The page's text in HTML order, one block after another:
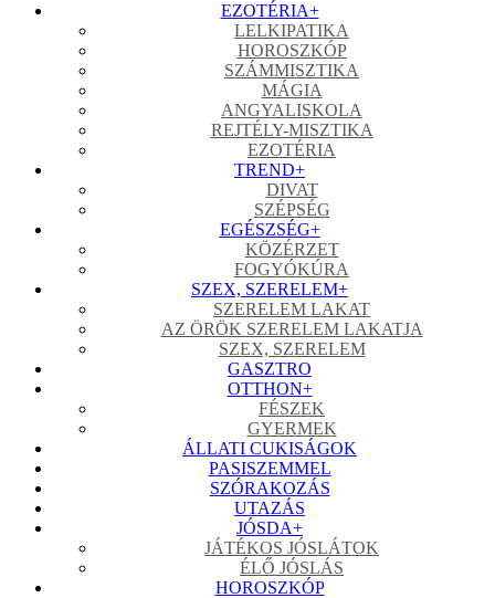
EZOTÉRIA+
LELKIPATIKA
HOROSZKÓP
SZÁMMISZTIKA
MÁGIA
ANGYALISKOLA
REJTÉLY-MISZTIKA
EZOTÉRIA
TREND+
DIVAT
SZÉPSÉG
EGÉSZSÉG+
KÖZÉRZET
FOGYÓKÚRA
SZEX, SZERELEM+
SZERELEM LAKAT
AZ ÖRÖK SZERELEM LAKATJA
SZEX, SZERELEM
GASZTRO
OTTHON+
FÉSZEK
GYERMEK
ÁLLATI CUKISÁGOK
PASISZEMMEL
SZÓRAKOZÁS
UTAZÁS
JÓSDA+
JÁTÉKOS JÓSLÁTOK
ÉLŐ JÓSLÁS
HOROSZKÓP